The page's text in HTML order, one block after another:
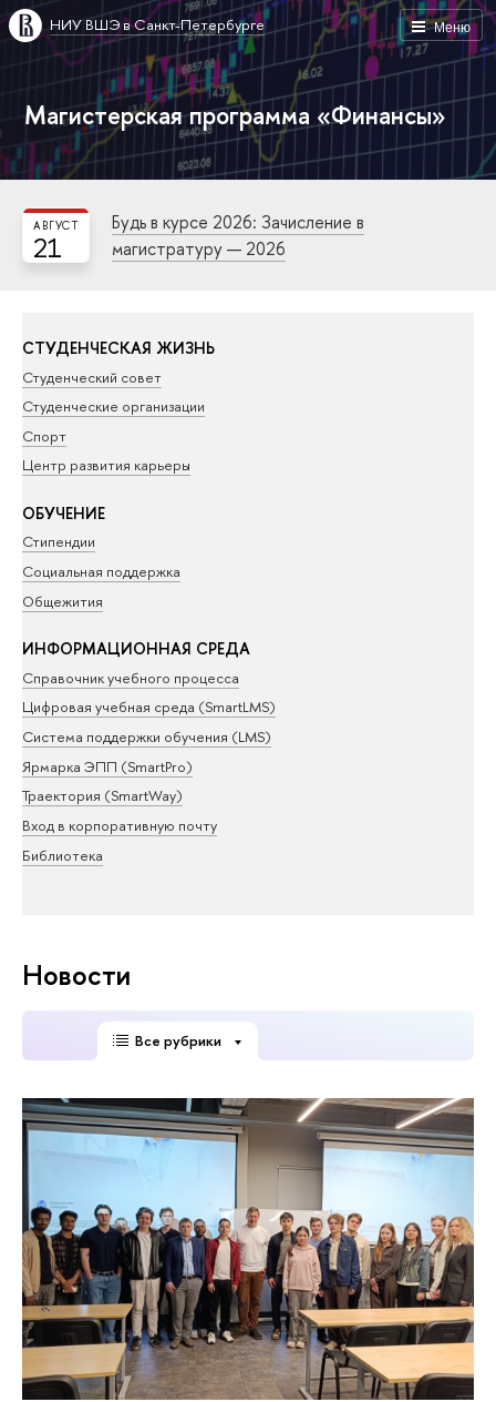
Меню
НИУ ВШЭ в Санкт-Петербурге
Магистерская программа «Финансы»
21
АВГУСТ
Будь в курсе 2026: Зачисление в
магистратуру — 2026
СТУДЕНЧЕСКАЯ ЖИЗНЬ
Студенческий совет
Студенческие организации
Спорт
Центр развития карьеры
ОБУЧЕНИЕ
Стипендии
Социальная поддержка
Общежития
ИНФОРМАЦИОННАЯ СРЕДА
Справочник учебного процесса
Цифровая учебная среда (SmartLMS)
Система поддержки обучения (LMS)
Ярмарка ЭПП (SmartPro)
Траектория (SmartWay)
Вход в корпоративную почту
Библиотека
Новости
Все рубрики